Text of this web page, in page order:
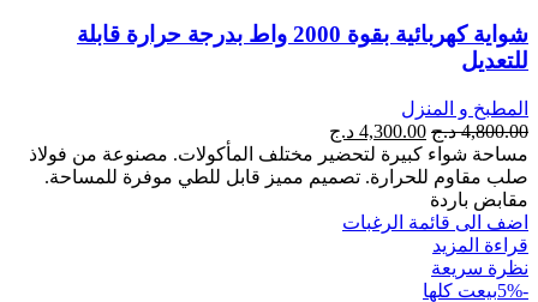
شواية كهربائية بقوة 2000 واط بدرجة حرارة قابلة
للتعديل
المطبخ و المنزل
4,800.00 د.ج السعر
الأصلي
هو:
4,300.00 د.ج
الحالي
هو:
مساحة شواء كبيرة لتحضير مختلف المأكولات. مصنوعة من فولاذ
صلب مقاوم للحرارة. تصميم مميز قابل للطي موفرة للمساحة.
مقابض باردة
اضف الى قائمة الرغبات
قراءة المزيد
نظرة سريعة
-5%
بيعت كلها